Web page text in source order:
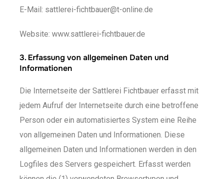
E-Mail: sattlerei-fichtbauer@t-online.de
Website: www.sattlerei-fichtbauer.de
3. Erfassung von allgemeinen Daten und
Informationen
Die Internetseite der Sattlerei Fichtbauer erfasst mit
jedem Aufruf der Internetseite durch eine betroffene
Person oder ein automatisiertes System eine Reihe
von allgemeinen Daten und Informationen. Diese
allgemeinen Daten und Informationen werden in den
Logfiles des Servers gespeichert. Erfasst werden